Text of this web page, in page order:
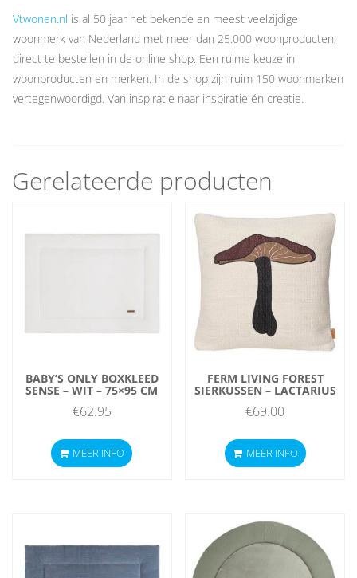
Vtwonen.nl is al 50 jaar het bekende en meest veelzijdige
woonmerk van Nederland met meer dan 25.000 woonproducten,
direct te bestellen in de online shop. Een ruime keuze in
woonproducten en merken. In de shop zijn ruim 150 woonmerken
vertegenwoordigd. Van inspiratie naar inspiratie én creatie.
Gerelateerde producten
BABY’S ONLY BOXKLEED
SENSE – WIT – 75×95 CM
€62.95
MEER INFO
FERM LIVING FOREST
SIERKUSSEN – LACTARIUS
€69.00
MEER INFO